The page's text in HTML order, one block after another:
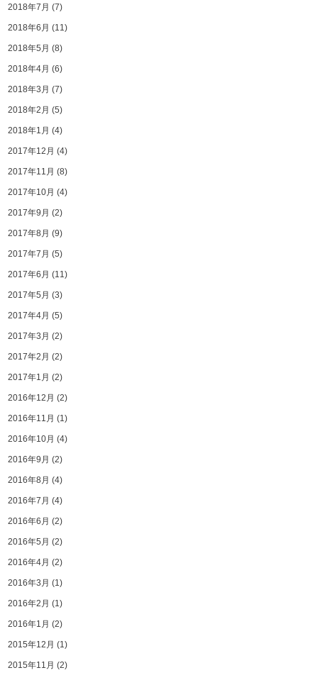
2018年7月 (7)
2018年6月 (11)
2018年5月 (8)
2018年4月 (6)
2018年3月 (7)
2018年2月 (5)
2018年1月 (4)
2017年12月 (4)
2017年11月 (8)
2017年10月 (4)
2017年9月 (2)
2017年8月 (9)
2017年7月 (5)
2017年6月 (11)
2017年5月 (3)
2017年4月 (5)
2017年3月 (2)
2017年2月 (2)
2017年1月 (2)
2016年12月 (2)
2016年11月 (1)
2016年10月 (4)
2016年9月 (2)
2016年8月 (4)
2016年7月 (4)
2016年6月 (2)
2016年5月 (2)
2016年4月 (2)
2016年3月 (1)
2016年2月 (1)
2016年1月 (2)
2015年12月 (1)
2015年11月 (2)